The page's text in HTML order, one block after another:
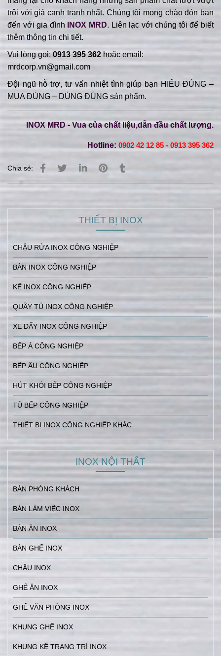
trội với giá cạnh tranh nhất. Chúng tôi mong chào đón bạn
đến với gia đình
INOX MRD. Liên lạc với chúng tôi để biết
thêm thông tin chi tiết.
Vui lòng gọi:0913 395 362hoặc email:
mrdcorp.vn@gmail.com
Đội ngũ hỗ trợ, tư vấn nhiệt tình giúp bạn HIỂU ĐÚNG –
MUA ĐÙNG – DÙNG ĐÚNG sản phẩm.
INOX MRD -Vua của chất liệu,dẫn đầu chất lượng.
Hotline: 0902 42 12 85 - 0913 395 362
Chia sẻ:
THIẾT BỊ INOX
CHẬU RỬA INOX CÔNG NGHIỆP
BÀN INOX CÔNG NGHIỆP
KỆ INOX CÔNG NGHIỆP
QUẦY TỦ INOX CÔNG NGHIỆP
XE ĐẨY INOX CÔNG NGHIỆP
BẾP Á CÔNG NGHIỆP
BẾP ÂU CÔNG NGHIỆP
HÚT KHÓI BẾP CÔNG NGHIỆP
TỦ BẾP CÔNG NGHIỆP
THIẾT BỊ INOX CÔNG NGHIỆP KHÁC
INOX NỘI THẤT
BÀN PHÒNG KHÁCH
BÀN LÀM VIỆC INOX
BÀN ĂN INOX
BÀN GHẾ INOX
CHẬU INOX
GHẾ ĂN INOX
GHẾ VĂN PHÒNG INOX
KHUNG GHẾ INOX
KHUNG KỆ TRANG TRÍ INOX